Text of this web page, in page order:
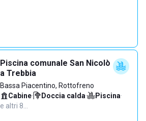
Piscina comunale San Nicolò
a Trebbia
Bassa Piacentino, Rottofreno
Cabine· Doccia calda· Piscina·
e altri 8…